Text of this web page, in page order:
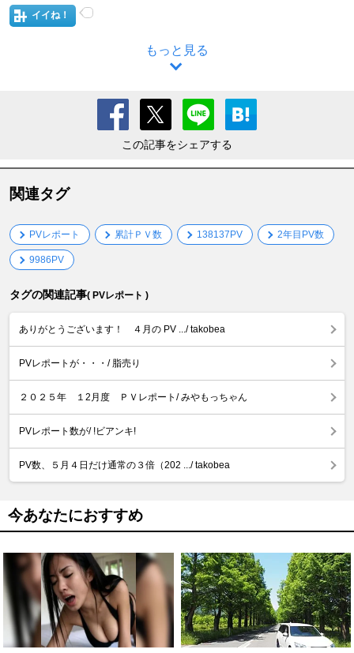
イイね！
もっと見る
この記事をシェアする
関連タグ
PVレポート 累計ＰＶ数 138137PV 2年目PV数
9986PV
タグの関連記事( PVレポート )
ありがとうございます！ ４月の PV .../ takobea
PVレポートが・・・/ 脂売り
２０２５年 １2月度 ＰＶレポート/ みやもっちゃん
PVレポート数が/ !ビアンキ!
PV数、５月４日だけ通常の３倍（202 .../ takobea
今あなたにおすすめ